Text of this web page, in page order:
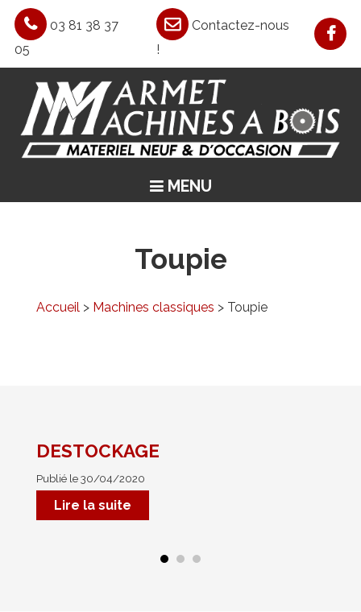
03 81 38 37
05
Contactez-nous
!
ACCUEIL
MACHINES CLASSIQUES
MENU
Toupie
Accueil > Machines classiques > Toupie
DESTOCKAGE
Publié le 30/04/2020
Lire la suite